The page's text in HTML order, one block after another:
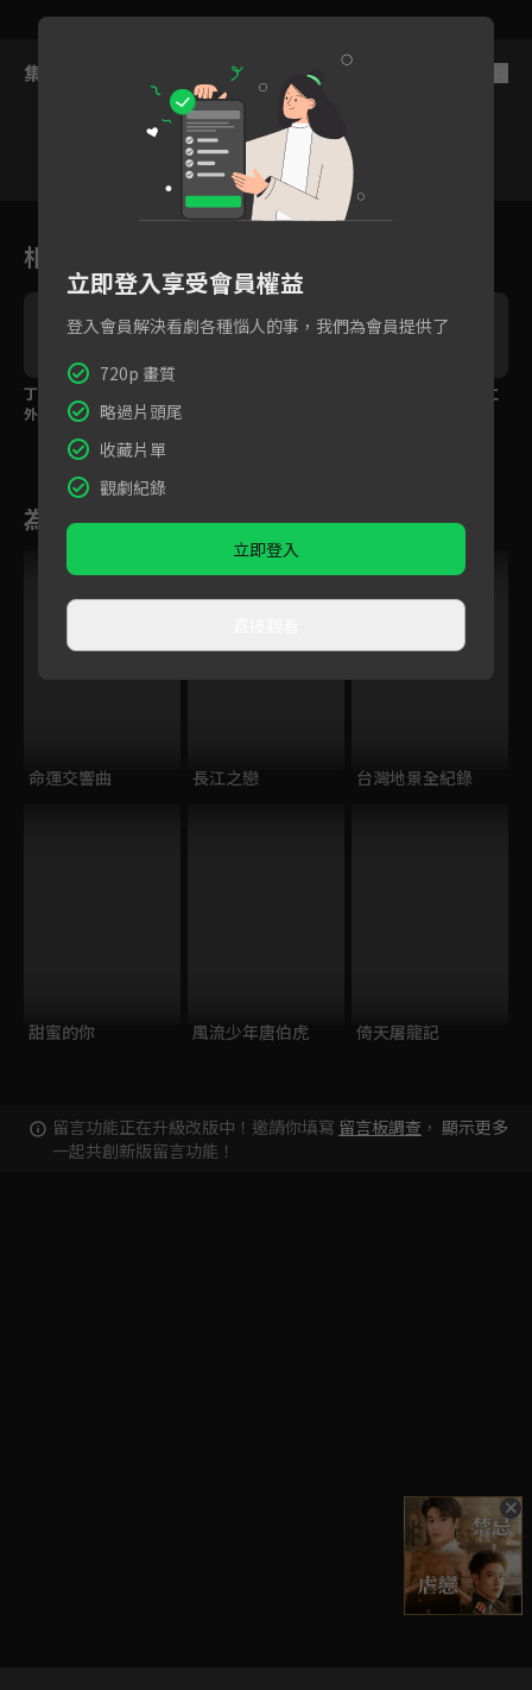
集數列表
12 13 14
相關花絮
丁澤仁怒吻訴真心，意
外發現妻子離開原因？
瘋子我也喜歡！丁澤仁
為您推薦
命運交響曲 長江之戀 台灣地景全紀錄
甜蜜的你 風流少年唐伯虎 倚天屠龍記
留言功能正在升級改版中！邀請你填寫 留言板調查 ，
一起共創新版留言功能！
顯示更多
立即登入享受會員權益
登入會員解決看劇各種惱人的事，我們為會員提供了
720p 畫質
略過片頭尾
收藏片單
觀劇紀錄
立即登入